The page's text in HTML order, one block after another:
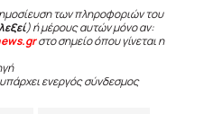
των πληροφοριών του
) ή μέρους αυτών μόνο αν:
στο σημείο όπου γίνεται η
ενεργός σύνδεσμος